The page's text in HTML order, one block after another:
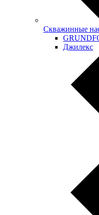
Скважинные
Джилекс